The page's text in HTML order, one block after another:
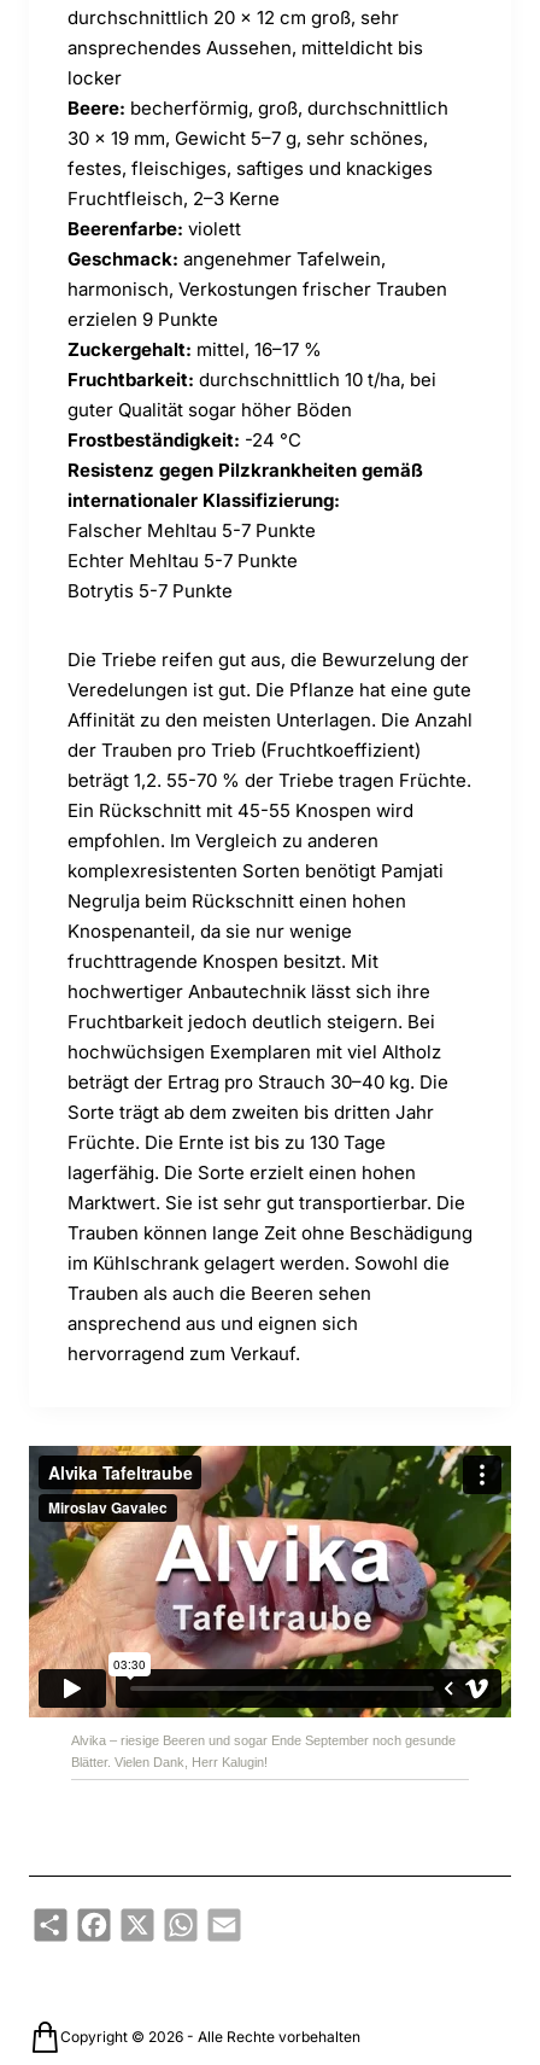
durchschnittlich 20 x 12 cm groß, sehr
ansprechendes Aussehen, mitteldicht bis
locker
Beere: becherförmig, groß, durchschnittlich
30 x 19 mm, Gewicht 5–7 g, sehr schönes,
festes, fleischiges, saftiges und knackiges
Fruchtfleisch, 2–3 Kerne
Beerenfarbe: violett
Geschmack: angenehmer Tafelwein,
harmonisch, Verkostungen frischer Trauben
erzielen 9 Punkte
Zuckergehalt: mittel, 16–17 %
Fruchtbarkeit: durchschnittlich 10 t/ha, bei
guter Qualität sogar höher Böden
Frostbeständigkeit: -24 °C
Resistenz gegen Pilzkrankheiten gemäß
internationaler Klassifizierung:
Falscher Mehltau 5-7 Punkte
Echter Mehltau 5-7 Punkte
Botrytis 5-7 Punkte
Die Triebe reifen gut aus, die Bewurzelung der
Veredelungen ist gut. Die Pflanze hat eine gute
Affinität zu den meisten Unterlagen. Die Anzahl
der Trauben pro Trieb (Fruchtkoeffizient)
beträgt 1,2. 55-70 % der Triebe tragen Früchte.
Ein Rückschnitt mit 45-55 Knospen wird
empfohlen. Im Vergleich zu anderen
komplexresistenten Sorten benötigt Pamjati
Negrulja beim Rückschnitt einen hohen
Knospenanteil, da sie nur wenige
fruchttragende Knospen besitzt. Mit
hochwertiger Anbautechnik lässt sich ihre
Fruchtbarkeit jedoch deutlich steigern. Bei
hochwüchsigen Exemplaren mit viel Altholz
beträgt der Ertrag pro Strauch 30–40 kg. Die
Sorte trägt ab dem zweiten bis dritten Jahr
Früchte. Die Ernte ist bis zu 130 Tage
lagerfähig. Die Sorte erzielt einen hohen
Marktwert. Sie ist sehr gut transportierbar. Die
Trauben können lange Zeit ohne Beschädigung
im Kühlschrank gelagert werden. Sowohl die
Trauben als auch die Beeren sehen
ansprechend aus und eignen sich
hervorragend zum Verkauf.
Alvika – riesige Beeren und sogar Ende September noch gesunde
Blätter. Vielen Dank, Herr Kalugin!
ShareFacebook
X WhatsApp
Email
Copyright © 2026 - Alle Rechte vorbehalten